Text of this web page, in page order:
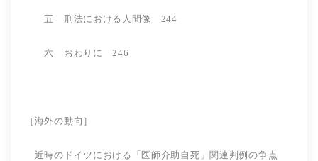
五 刑法における人間像 244
六 おわりに 246
［海外の動向］
近時のドイツにおける「医師介助自死」関連判例の争点